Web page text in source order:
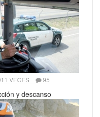
VECES 95
y descanso